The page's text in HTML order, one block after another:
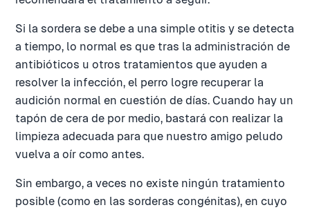
Si la sordera se debe a una simple otitis y se detecta
a tiempo, lo normal es que tras la administración de
antibióticos u otros tratamientos que ayuden a
resolver la infección, el perro logre recuperar la
audición normal en cuestión de días. Cuando hay un
tapón de cera de por medio, bastará con realizar la
limpieza adecuada para que nuestro amigo peludo
vuelva a oír como antes.
Sin embargo, a veces no existe ningún tratamiento
posible (como en las sorderas congénitas), en cuyo